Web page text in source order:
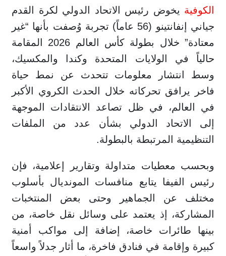
الكوفية يخوض رئيس الاتحاد الدولي لكرة القدم
جياني إنفانتينو (56 عاماً) تجربة وُصفت بأنها “غير
معتادة” خلال بطولة كأس العالم 2026 المقامة
حالياً في الولايات المتحدة وكندا والمكسيك،
وسط انتشار معلومات تتحدث عن نمط حياة
فاخر يرافق تحركاته خلال الحدث الكروي الأكبر
في العالم، في ظل تصاعد الانتقادات الموجهة
إلى الاتحاد الدولي بشأن عدد من الملفات
التنظيمية المرتبطة بالبطولة.
وبحسب معطيات متداولة وتقارير إعلامية، فإن
رئيس الفيفا يتابع منافسات المونديال بأسلوب
مختلف عن الجماهير وحتى بعض المنتخبات
المشاركة، إذ يعتمد على وسائل نقل خاصة، من
بينها طائرات خاصة، إضافة إلى مواكب أمنية
كبيرة وإقامة في فنادق فاخرة، ما أثار جدلاً واسعاً